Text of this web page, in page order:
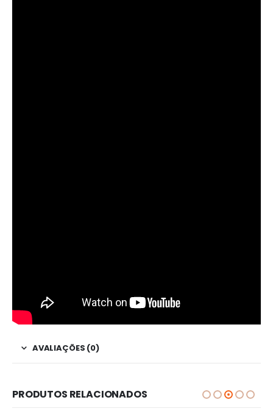
AVALIAÇÕES (0)
PRODUTOS RELACIONADOS